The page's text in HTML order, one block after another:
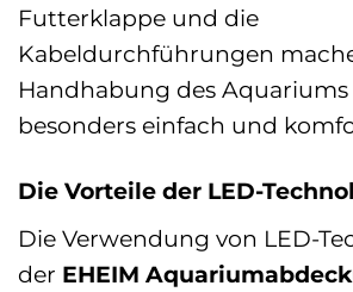
Futterklappe und die
Kabeldurchführungen
Handhabung des
besonders einfach und
Die Vorteile der LED-
Die Verwendung von LED-
der EHEIM